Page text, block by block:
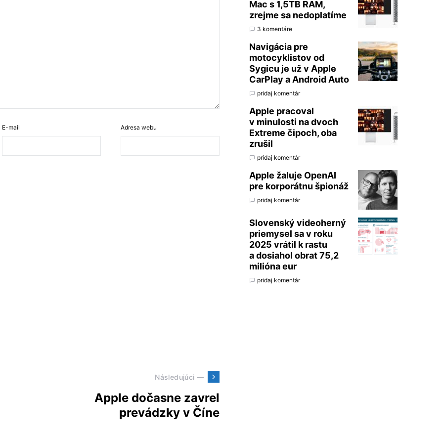
E-mail Adresa webu
Následujúci —
Apple dočasne zavrel
prevádzky v Číne
Mac s 1,5TB RAM,
zrejme sa nedoplatíme
3 komentáre
Navigácia pre
motocyklistov od
Sygicu je už v Apple
CarPlay a Android Auto
pridaj komentár
Apple pracoval
v minulosti na dvoch
Extreme čipoch, oba
zrušil
pridaj komentár
Apple žaluje OpenAI
pre korporátnu špionáž
pridaj komentár
Slovenský videoherný
priemysel sa v roku
2025 vrátil k rastu
a dosiahol obrat 75,2
milióna eur
pridaj komentár